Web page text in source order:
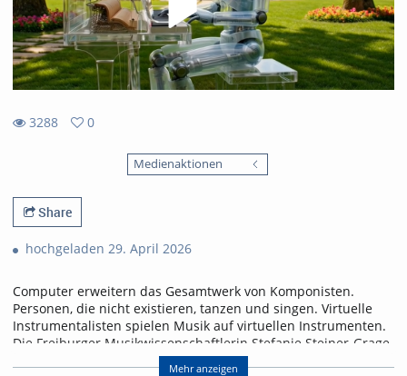
3288
0
Medienaktionen
Share
hochgeladen 29. April 2026
Computer erweitern das Gesamtwerk von Komponisten.
Personen, die nicht existieren, tanzen und singen. Virtuelle
Instrumentalisten spielen Musik auf virtuellen Instrumenten.
Die Freiburger Musikwissenschaftlerin Stefanie Steiner-Grage
beurteilt den Vormarsch künstlicher Klänge eher skeptisch.
Mehr anzeigen